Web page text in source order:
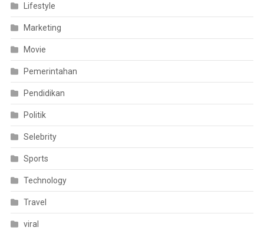
Lifestyle
Marketing
Movie
Pemerintahan
Pendidikan
Politik
Selebrity
Sports
Technology
Travel
viral